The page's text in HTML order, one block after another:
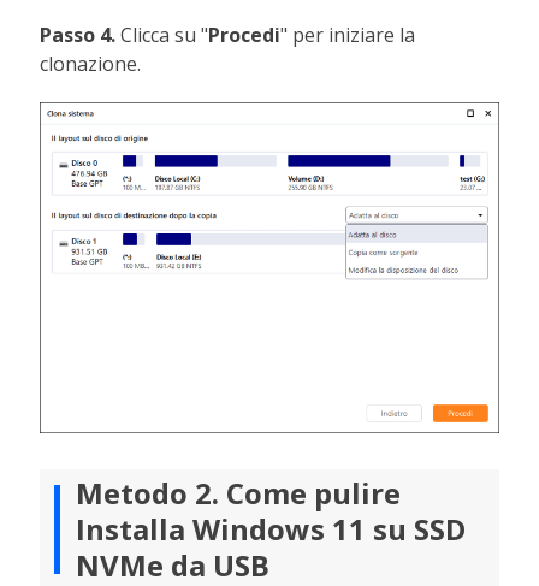
Passo 4.Clicca su "Procedi" per iniziare la
clonazione.
Metodo 2. Come pulire
Installa Windows 11 su SSD
NVMe da USB